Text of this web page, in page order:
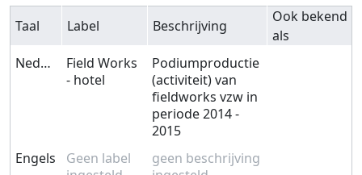
Taal Label Beschrijving
Ook bekend
als
Nederlands
Field Works
- hotel
Podiumproductie
(activiteit) van
fieldworks vzw in
periode 2014 -
2015
Engels
Geen label
geen beschrijving